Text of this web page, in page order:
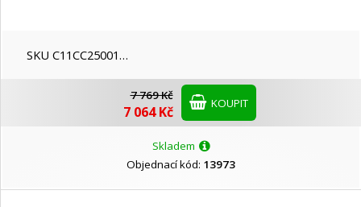
SKU C11CC25001…
7 769 Kč
7 064 Kč KOUPIT
Skladem
Objednací kód: 13973